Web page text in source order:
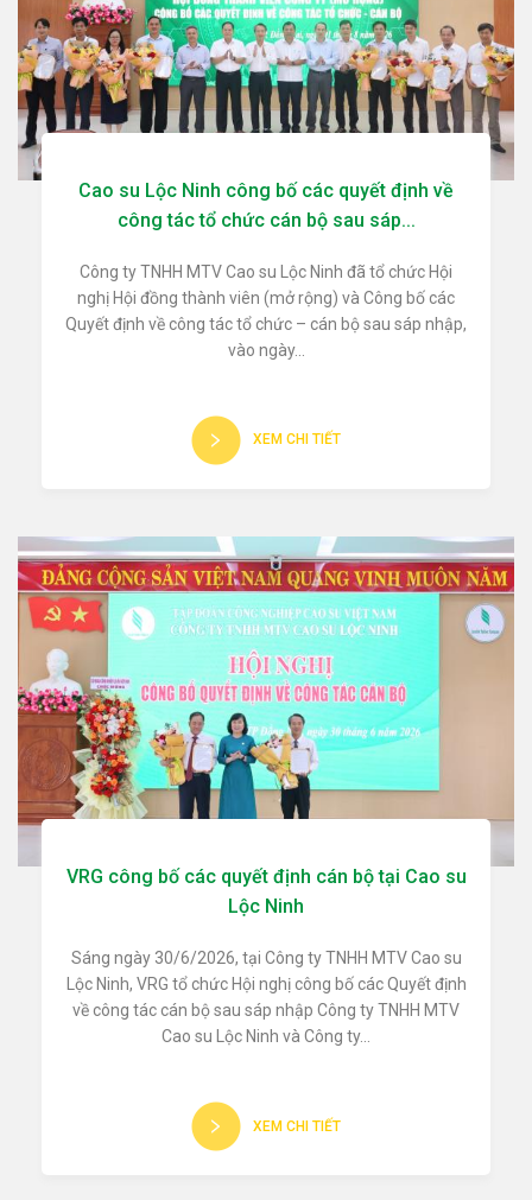
Cao su Lộc Ninh công bố các quyết định về
công tác tổ chức cán bộ sau sáp...
Công ty TNHH MTV Cao su Lộc Ninh đã tổ chức Hội
nghị Hội đồng thành viên (mở rộng) và Công bố các
Quyết định về công tác tổ chức – cán bộ sau sáp nhập,
vào ngày...
XEM CHI TIẾT
VRG công bố các quyết định cán bộ tại Cao su
Lộc Ninh
Sáng ngày 30/6/2026, tại Công ty TNHH MTV Cao su
Lộc Ninh, VRG tổ chức Hội nghị công bố các Quyết định
về công tác cán bộ sau sáp nhập Công ty TNHH MTV
Cao su Lộc Ninh và Công ty...
XEM CHI TIẾT